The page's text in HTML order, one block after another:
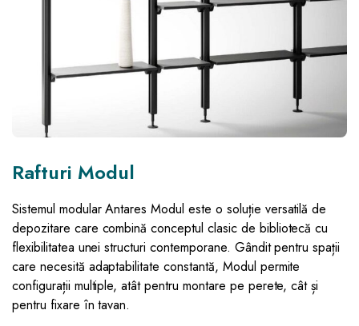
Rafturi Modul
Sistemul modular Antares Modul este o soluție versatilă de
depozitare care combină conceptul clasic de bibliotecă cu
flexibilitatea unei structuri contemporane. Gândit pentru spații
care necesită adaptabilitate constantă, Modul permite
configurații multiple, atât pentru montare pe perete, cât și
pentru fixare în tavan.